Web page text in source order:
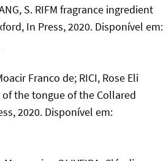
S. RIFM fragrance ingredient
In Press, 2020. Disponível em:
Franco de; RICI, Rose Eli
of the tongue of the Collared
2020. Disponível em: